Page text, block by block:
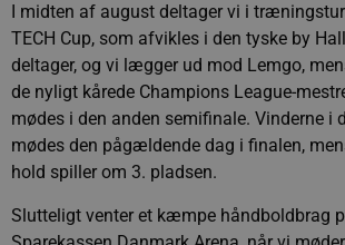
I midten af august deltager vi i
TECH Cup, som afvikles i den tyske by
deltager, og vi lægger ud mod Lemgo,
de nyligt kårede Champions League-
mødes i den anden semifinale. Vinderne i
mødes den pågældende dag i finalen,
hold spiller om 3. pladsen.
Slutteligt venter et kæmpe håndboldbrag